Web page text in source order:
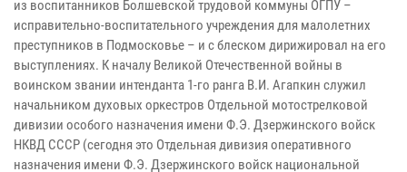
из воспитанников Болшевской трудовой коммуны ОГПУ –
исправительно-воспитательного учреждения для малолетних
преступников в Подмосковье – и с блеском дирижировал на его
выступлениях. К началу Великой Отечественной войны в
воинском звании интенданта 1-го ранга В.И. Агапкин служил
начальником духовых оркестров Отдельной мотострелковой
дивизии особого назначения имени Ф.Э. Дзержинского войск
НКВД СССР (сегодня это Отдельная дивизия оперативного
назначения имени Ф.Э. Дзержинского войск национальной